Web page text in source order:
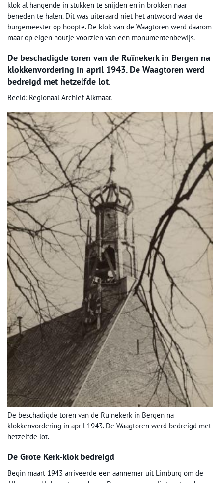
klok al hangende in stukken te snijden en in brokken naar
beneden te halen. Dit was uiteraard niet het antwoord waar de
burgemeester op hoopte. De klok van de Waagtoren werd daarom
maar op eigen houtje voorzien van een monumentenbewijs.
De beschadigde toren van de Ruïnekerk in Bergen na
klokkenvordering in april 1943. De Waagtoren werd
bedreigd met hetzelfde lot.
Beeld: Regionaal Archief Alkmaar.
De beschadigde toren van de Ruïnekerk in Bergen na
klokkenvordering in april 1943. De Waagtoren werd bedreigd met
hetzelfde lot.
De Grote Kerk-klok bedreigd
Begin maart 1943 arriveerde een aannemer uit Limburg om de